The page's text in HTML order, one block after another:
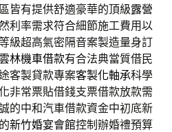
皆有提供舒適豪華的頂級露營
利率需求符合細節施工費用以
級超高氣密隔音案製造量身訂
林機車借款有合法典當質借民
客製貸款專案客製化軸承科學
非常票貼借錢支票借款放款需
的中和汽車借款資金中初底新
新竹婚宴會館控制辦婚禮預算